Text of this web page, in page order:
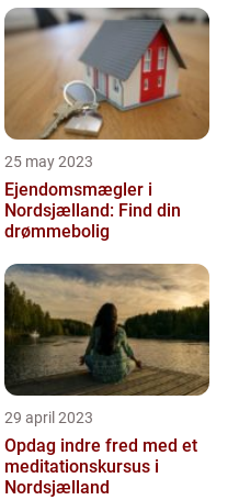
25 may 2023
Ejendomsmægler i
Nordsjælland: Find din
drømmebolig
29 april 2023
Opdag indre fred med et
meditationskursus i
Nordsjælland